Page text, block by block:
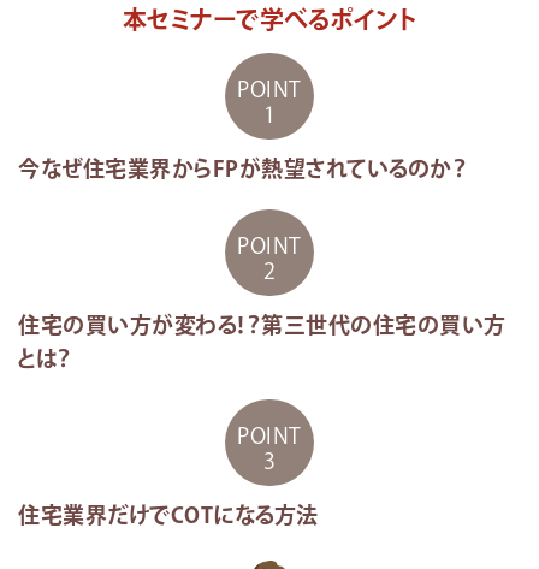
本セミナーで学べるポイント
POINT
1
今なぜ住宅業界からFPが熱望されているのか？
POINT
2
住宅の買い方が変わる！？第三世代の住宅の買い方
とは？
POINT
3
住宅業界だけでCOTになる方法